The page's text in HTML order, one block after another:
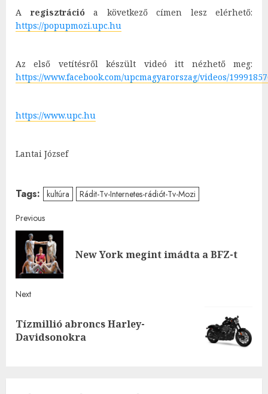
A regisztrációa következő címen lesz elérhető:
https://popupmozi.upc.hu
Az első vetítésről készült videó itt nézhető meg:
https://www.facebook.com/upcmagyarorszag/videos/
https://www.upc.hu
Lantai József
Tags: kultúra Rádit-Tv-Internetes-rádiót-Tv-Mozi
Post
navigation
Previous
New York megint imádta a BFZ-t
Next
Next
post:
Tízmillió abroncs Harley-
Davidsonokra